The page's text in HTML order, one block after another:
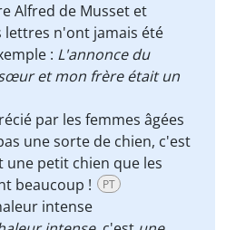
Alfred de Musset et
lettres n'ont jamais été
: L'annonce du
et mon frère était un
par les femmes âgées
une sorte de chien, c'est
une petit chien que les
beaucoup !
PT
intense